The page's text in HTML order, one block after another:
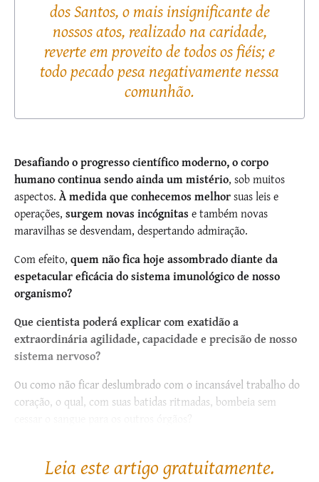
dos Santos, o mais insignificante de
nossos atos, realizado na caridade,
reverte em proveito de todos os fiéis; e
todo pecado pesa negativamente nessa
comunhão.
Desafiando o progresso científico moderno, o corpo
humano continua sendo ainda um mistério, sob muitos
aspectos. À medida que conhecemos melhorsuas leis e
operações, surgem novas incógnitas e também novas
maravilhas se desvendam, despertando admiração.
Com efeito, quem não fica hoje assombrado diante da
espetacular eficácia do sistema imunológico de nosso
organismo?
Que cientista poderá explicar com exatidão a
extraordinária agilidade, capacidade e precisão de nosso
sistema nervoso?
Ou como não ficar deslumbrado com o incansável trabalho do
coração, o qual, com suas batidas ritmadas, bombeia sem
Leia este artigo gratuitamente.